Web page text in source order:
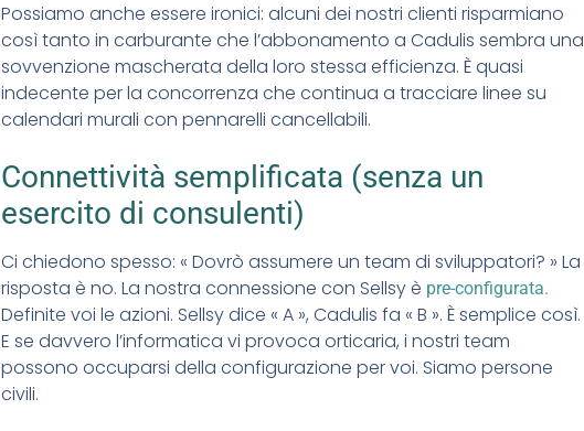
Possiamo anche essere ironici: alcuni dei nostri clienti risparmiano
così tanto in carburante che l’abbonamento a Cadulis sembra una
sovvenzione mascherata della loro stessa efficienza. È quasi
indecente per la concorrenza che continua a tracciare linee su
calendari murali con pennarelli cancellabili.
Connettività semplificata (senza un
esercito di consulenti)
Ci chiedono spesso: « Dovrò assumere un team di sviluppatori? » La
risposta è no. La nostra connessione con Sellsy è pre-configurata.
Definite voi le azioni. Sellsy dice « A », Cadulis fa « B ». È semplice così.
E se davvero l’informatica vi provoca orticaria, i nostri team
possono occuparsi della configurazione per voi. Siamo persone
civili.